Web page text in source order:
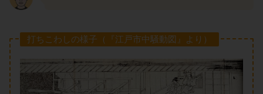
打ちこわしの様子（『江戸市中騒動図』より）